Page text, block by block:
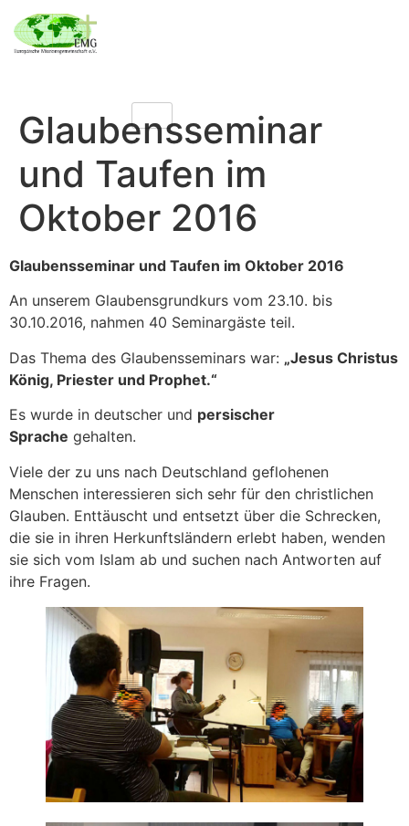
Glaubensseminar
und Taufen im
Oktober 2016
Glaubensseminar und Taufen im Oktober 2016
An unserem Glaubensgrundkurs vom 23.10. bis
30.10.2016, nahmen 40 Seminargäste teil.
Das Thema des Glaubensseminars war: „Jesus Christus
König, Priester und Prophet.“
Es wurde in deutscher und persischer
Sprache gehalten.
Viele der zu uns nach Deutschland geflohenen
Menschen interessieren sich sehr für den christlichen
Glauben. Enttäuscht und entsetzt über die Schrecken,
die sie in ihren Herkunftsländern erlebt haben, wenden
sie sich vom Islam ab und suchen nach Antworten auf
ihre Fragen.